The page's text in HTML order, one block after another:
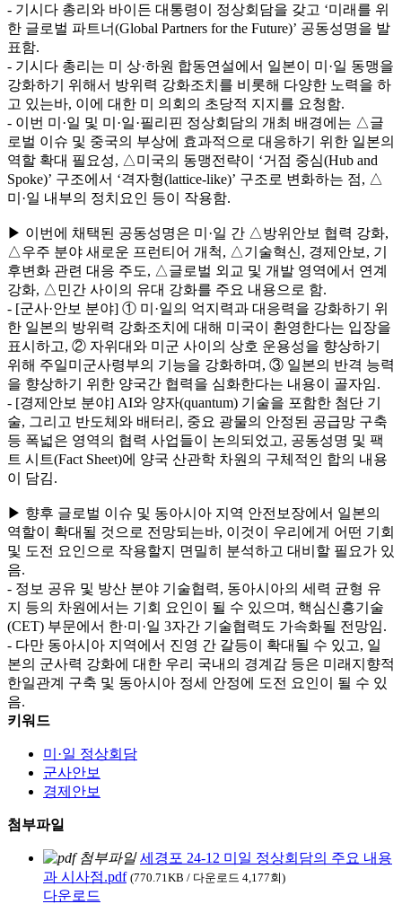
- 기시다 총리와 바이든 대통령이 정상회담을 갖고 ‘미래를 위
한 글로벌 파트너(Global Partners for the Future)’ 공동성명을 발
표함.
- 기시다 총리는 미 상·하원 합동연설에서 일본이 미·일 동맹을
강화하기 위해서 방위력 강화조치를 비롯해 다양한 노력을 하
고 있는바, 이에 대한 미 의회의 초당적 지지를 요청함.
- 이번 미·일 및 미·일·필리핀 정상회담의 개최 배경에는 △글
로벌 이슈 및 중국의 부상에 효과적으로 대응하기 위한 일본의
역할 확대 필요성, △미국의 동맹전략이 ‘거점 중심(Hub and
Spoke)’ 구조에서 ‘격자형(lattice-like)’ 구조로 변화하는 점, △
미·일 내부의 정치요인 등이 작용함.
▶ 이번에 채택된 공동성명은 미·일 간 △방위안보 협력 강화,
△우주 분야 새로운 프런티어 개척, △기술혁신, 경제안보, 기
후변화 관련 대응 주도, △글로벌 외교 및 개발 영역에서 연계
강화, △민간 사이의 유대 강화를 주요 내용으로 함.
- [군사·안보 분야] ① 미·일의 억지력과 대응력을 강화하기 위
한 일본의 방위력 강화조치에 대해 미국이 환영한다는 입장을
표시하고, ② 자위대와 미군 사이의 상호 운용성을 향상하기
위해 주일미군사령부의 기능을 강화하며, ③ 일본의 반격 능력
을 향상하기 위한 양국간 협력을 심화한다는 내용이 골자임.
- [경제안보 분야] AI와 양자(quantum) 기술을 포함한 첨단 기
술, 그리고 반도체와 배터리, 중요 광물의 안정된 공급망 구축
등 폭넓은 영역의 협력 사업들이 논의되었고, 공동성명 및 팩
트 시트(Fact Sheet)에 양국 산관학 차원의 구체적인 합의 내용
이 담김.
▶ 향후 글로벌 이슈 및 동아시아 지역 안전보장에서 일본의
역할이 확대될 것으로 전망되는바, 이것이 우리에게 어떤 기회
및 도전 요인으로 작용할지 면밀히 분석하고 대비할 필요가 있
음.
- 정보 공유 및 방산 분야 기술협력, 동아시아의 세력 균형 유
지 등의 차원에서는 기회 요인이 될 수 있으며, 핵심신흥기술
(CET) 부문에서 한·미·일 3자간 기술협력도 가속화될 전망임.
- 다만 동아시아 지역에서 진영 간 갈등이 확대될 수 있고, 일
본의 군사력 강화에 대한 우리 국내의 경계감 등은 미래지향적
한일관계 구축 및 동아시아 정세 안정에 도전 요인이 될 수 있
음.
키워드
미·일 정상회담
군사안보
경제안보
첨부파일
세경포 24-12 미일 정상회담의 주요 내용
과 시사점.pdf (770.71KB / 다운로드 4,177회)
다운로드